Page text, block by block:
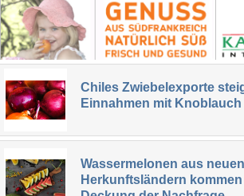
Chiles Zwiebelexporte
Einnahmen mit
Wassermelonen aus neuen
Herkunftsländern